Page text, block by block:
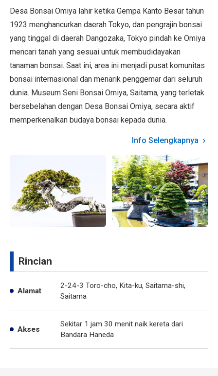
Desa Bonsai Omiya lahir ketika Gempa Kanto Besar tahun
1923 menghancurkan daerah Tokyo, dan pengrajin bonsai
yang tinggal di daerah Dangozaka, Tokyo pindah ke Omiya
mencari tanah yang sesuai untuk membudidayakan
tanaman bonsai. Saat ini, area ini menjadi pusat komunitas
bonsai internasional dan menarik penggemar dari seluruh
dunia. Museum Seni Bonsai Omiya, Saitama, yang terletak
bersebelahan dengan Desa Bonsai Omiya, secara aktif
memperkenalkan budaya bonsai kepada dunia.
Info Selengkapnya
Rincian
Alamat
2-24-3 Toro-cho, Kita-ku, Saitama-shi,
Saitama
Akses
Sekitar 1 jam 30 menit naik kereta dari
Bandara Haneda